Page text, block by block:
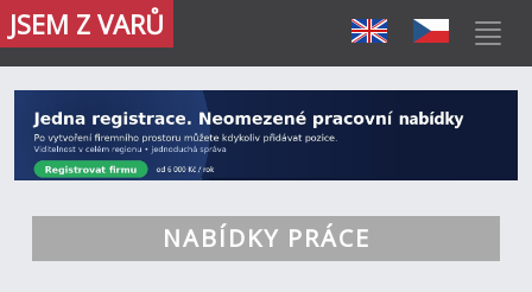
JSEM Z VARŮ
NABÍDKY PRÁCE